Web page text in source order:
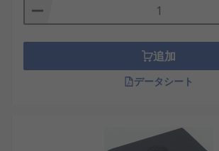
追加
データシート